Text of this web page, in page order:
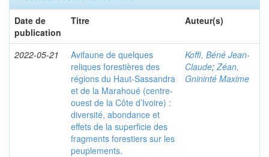
Date de
publication
Titre Auteur(s)
2022-05-21
Avifaune de quelques
reliques forestières des
régions du Haut-Sassandra
et de la Marahoué (centre-
ouest de la Côte d’Ivoire) :
diversité, abondance et
effets de la superficie des
fragments forestiers sur les
peuplements.
Koffi, Béné Jean-
Claude; Zéan,
Gnininté Maxime